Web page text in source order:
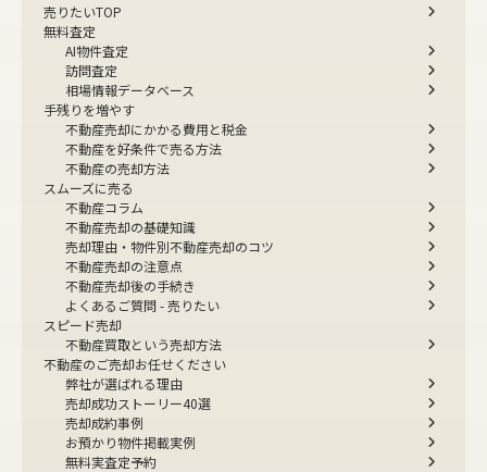
売りたいTOP
無料査定
AI物件査定
訪問査定
相場情報データベース
手残りを増やす
不動産売却にかかる費用と税金
不動産を好条件で売る方法
不動産の売却方法
スムーズに売る
不動産コラム
不動産売却の基礎知識
売却理由・物件別不動産売却のコツ
不動産売却の注意点
不動産売却後の手続き
よくあるご質問 - 売りたい
スピード売却
不動産買取という売却方法
不動産のご売却お任せください
弊社が選ばれる理由
売却成功ストーリー40選
売却成約事例
お預かり物件掲載実例
無料実査定予約